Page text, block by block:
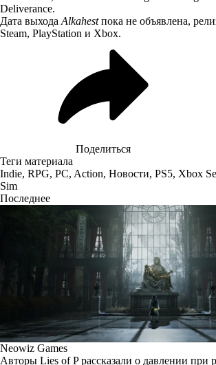
Deliverance.
Дата выхода Alkahestпока не объявлена,
Steam, PlayStation и Xbox.
Поделиться
Теги материала
Indie, RPG, PC, Action, Новости, PS5, Xbox
Sim
Последнее
Neowiz Games
Авторы Lies of P рассказали о давлении при